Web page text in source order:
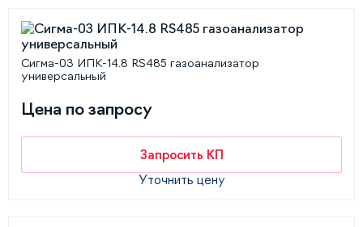
Сигма-03 ИПК-14.8 RS485 газоанализатор
универсальный
Цена по запросу
Запросить КП
Уточнить цену